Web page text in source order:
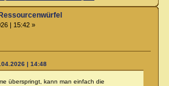
| 15:42 »
| 14:48
überspringt, kann man einfach die